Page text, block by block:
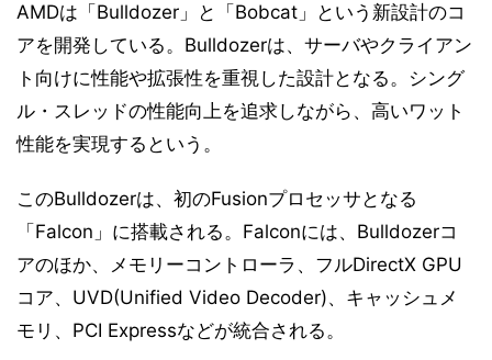
AMDは「Bulldozer」と「Bobcat」という新設計のコ
アを開発している。Bulldozerは、サーバやクライアン
ト向けに性能や拡張性を重視した設計となる。シング
ル・スレッドの性能向上を追求しながら、高いワット
性能を実現するという。
このBulldozerは、初のFusionプロセッサとなる
「Falcon」に搭載される。Falconには、Bulldozerコ
アのほか、メモリーコントローラ、フルDirectX GPU
コア、UVD(Unified Video Decoder)、キャッシュメ
モリ、PCI Expressなどが統合される。